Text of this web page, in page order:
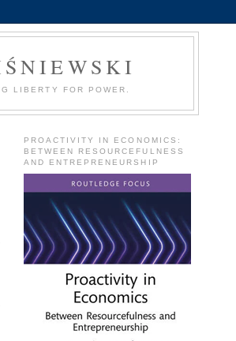
LIBERTY FOR POWER.
PROACTIVITY IN ECONOMICS:
BETWEEN RESOURCEFULNESS
AND ENTREPRENEURSHIP